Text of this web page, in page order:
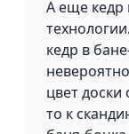
А еще
кедр в
цвет доски
то к